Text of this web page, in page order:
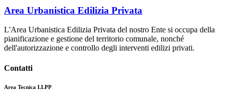
Area Urbanistica Edilizia Privata
L'Area Urbanistica Edilizia Privata del nostro Ente si occupa della
pianificazione e gestione del territorio comunale, nonché
dell'autorizzazione e controllo degli interventi edilizi privati.
Contatti
Area Tecnica LLPP